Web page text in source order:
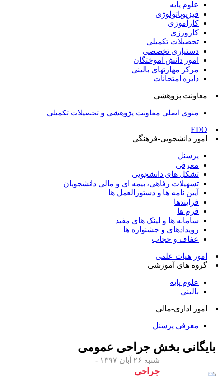
علوم پایه
فیزیوپاتولوژی
کارآموزی
کارورزی
تحصیلات تکمیلی
دستیاری تخصصی
امور دانش آموختگان
مرکز مهارتهای بالینی
دایره امتحانات
معاونت پژوهشی
منوی اصلی معاونت پژوهشی و تحصیلات تکمیلی
EDO
امور دانشجویی-فرهنگی
پرسنل
معرفی
تشکل های دانشجویی
تسهیلات رفاهی، بیمه ای و مالی دانشجویان
آیین نامه ها و دستورالعمل ها
فرایندها
فرم ها
سامانه ها و لینک های مفید
رویدادهای و جشنواره ها
عفاف و حجاب
امور هیات علمی
گروه های آموزشی
علوم پایه
بالینی
امور اداری-مالی
معرفی پرسنل
بخشجراحی عمومی
شنبه ۲۶ آبان ۱۳۹۷ -
جراحی